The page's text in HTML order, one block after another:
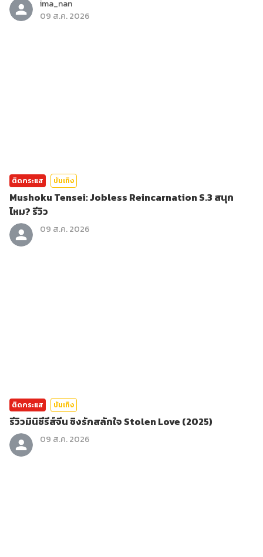
ima_nan
09 ส.ค. 2026
ติดกระแส บันเทิง
Mushoku Tensei: Jobless Reincarnation S.3 สนุก
ไหม? รีวิว
09 ส.ค. 2026
ติดกระแส บันเทิง
รีวิวมินิซีรีส์จีน ชิงรักสลักใจ Stolen Love (2025)
09 ส.ค. 2026